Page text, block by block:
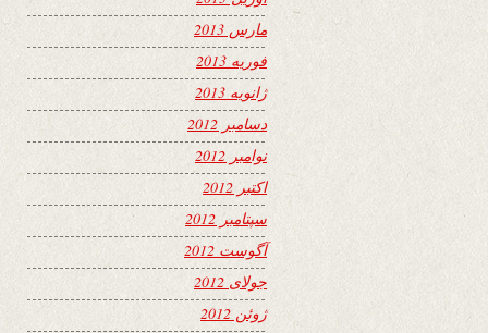
مارس 2013
فوریه 2013
ژانویه 2013
دسامبر 2012
نوامبر 2012
اکتبر 2012
سپتامبر 2012
آگوست 2012
جولای 2012
ژوئن 2012